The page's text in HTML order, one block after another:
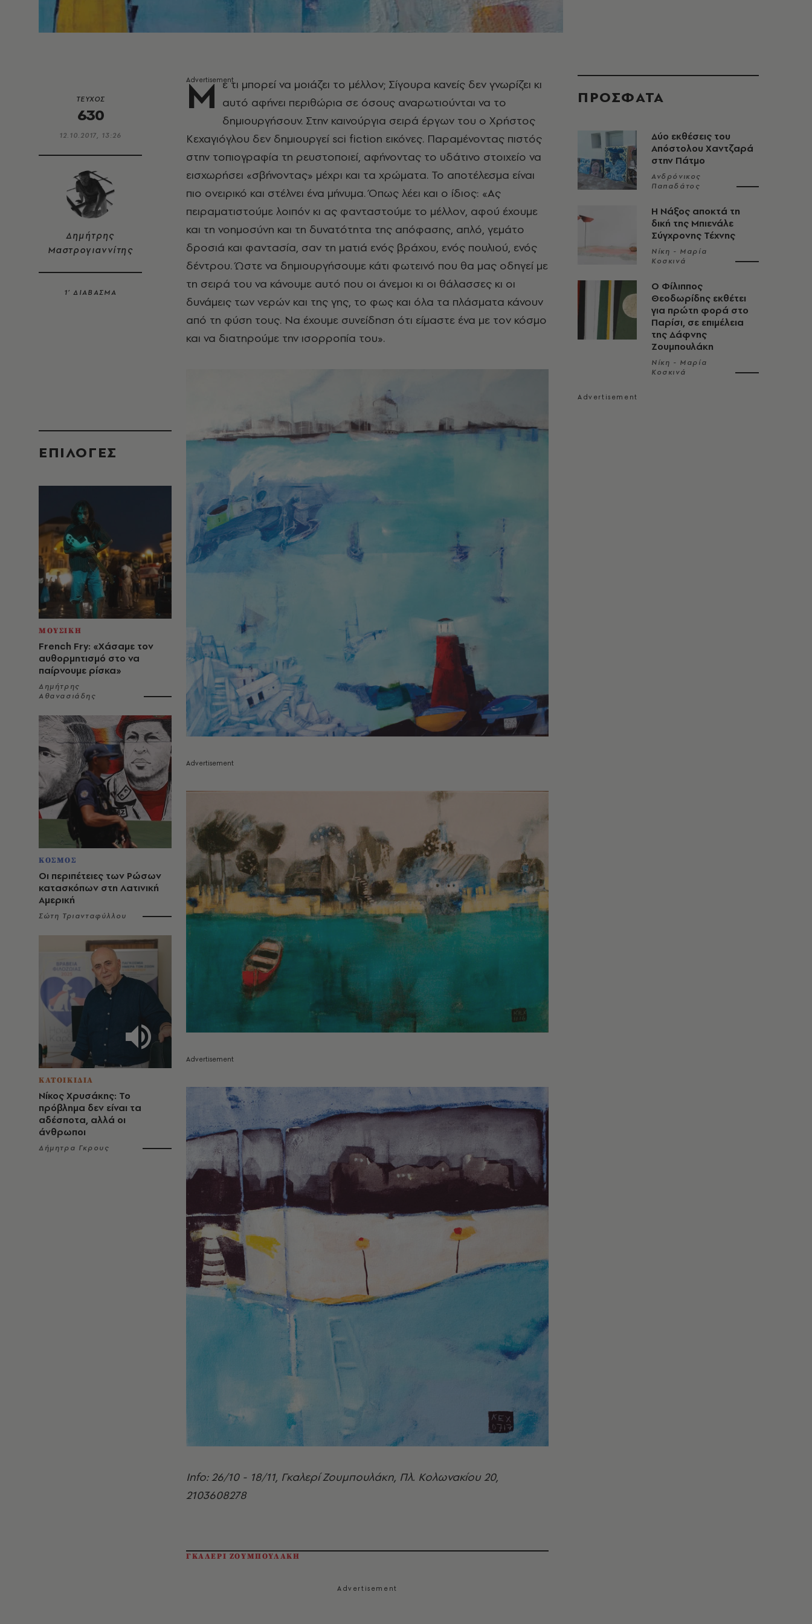
ΤΕΥΧΟΣ
630
12.10.2017, 13:26
Δημήτρης
Μαστρογιαννίτης
1’ ΔΙΑΒΑΣΜΑ
EΠΙΛΟΓΈΣ
ΜΟΥΣΙΚΗ
French Fry: «Χάσαμε τον
αυθορμητισμό στο να
παίρνουμε ρίσκα»
Δημήτρης
Αθανασιάδης
ΚΟΣΜΟΣ
Οι περιπέτειες των Ρώσων
κατασκόπων στη Λατινική
Αμερική
Σώτη Τριανταφύλλου
ΚΑΤΟΙΚΙΔΙΑ
Νίκος Χρυσάκης: Το
πρόβλημα δεν είναι τα
αδέσποτα, αλλά οι
άνθρωποι
Δήμητρα Γκρους
Μ ε τι μπορεί να μοιάζει το μέλλον; Σίγουρα κανείς δεν γνωρίζει κι
αυτό αφήνει περιθώρια σε όσους αναρωτιούνται να το
δημιουργήσουν. Στην καινούργια σειρά έργων του ο Χρήστος
Κεχαγιόγλου δεν δημιουργεί sci fiction εικόνες. Παραμένοντας πιστός
στην τοπιογραφία τη ρευστοποιεί, αφήνοντας το υδάτινο στοιχείο να
εισχωρήσει «σβήνοντας» μέχρι και τα χρώματα. Το αποτέλεσμα είναι
πιο ονειρικό και στέλνει ένα μήνυμα. Όπως λέει και ο ίδιος: «Ας
πειραματιστούμε λοιπόν κι ας φανταστούμε το μέλλον, αφού έχουμε
και τη νοημοσύνη και τη δυνατότητα της απόφασης, απλό, γεμάτο
δροσιά και φαντασία, σαν τη ματιά ενός βράχου, ενός πουλιού, ενός
δέντρου. Ώστε να δημιουργήσουμε κάτι φωτεινό που θα μας οδηγεί με
τη σειρά του να κάνουμε αυτό που οι άνεμοι κι οι θάλασσες κι οι
δυνάμεις των νερών και της γης, το φως και όλα τα πλάσματα κάνουν
από τη φύση τους. Να έχουμε συνείδηση ότι είμαστε ένα με τον κόσμο
και να διατηρούμε την ισορροπία του».
Info: 26/10 - 18/11, Γκαλερί Ζουμπουλάκη, Πλ. Κολωνακίου 20,
2103608278
ΓΚΑΛΕΡΙ ΖΟΥΜΠΟΥΛΑΚΗ
ΠΡΟΣΦΑΤΑ
Δύο εκθέσεις του
Απόστολου Χαντζαρά
στην Πάτμο
Ανδρόνικος
Παπαδάτος
Η Νάξος αποκτά τη
δική της Μπιενάλε
Σύγχρονης Τέχνης
Νίκη - Μαρία
Κοσκινά
Ο Φίλιππος
Θεοδωρίδης εκθέτει
για πρώτη φορά στο
Παρίσι, σε επιμέλεια
της Δάφνης
Ζουμπουλάκη
Νίκη - Μαρία
Κοσκινά